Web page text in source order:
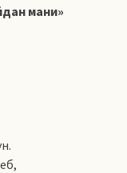
мани»